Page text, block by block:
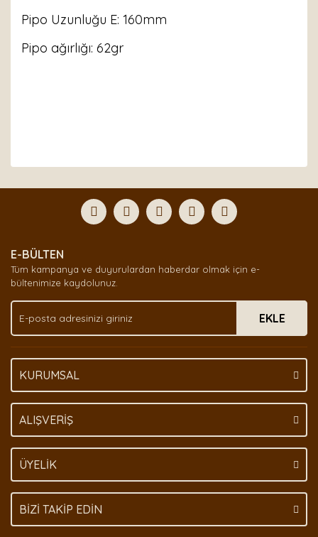
Pipo Uzunluğu E: 160mm
Pipo ağırlığı: 62gr
Yorum Yaz
formunu kullanarak tarafımıza iletebilirsiniz.
Görüş ve önerileriniz için teşekkür ederiz.
Ürün açıklamasında eksik bilgiler bulunuyor.
Ürün bilgilerinde hatalar bulunuyor.
Ürün fiyatı diğer sitelerden daha pahalı.
Bu ürüne benzer farklı alternatifler olmalı.
E-BÜLTEN
Tüm kampanya ve duyurulardan haberdar olmak için e-
bültenimize kaydolunuz.
EKLE
KURUMSAL
ALIŞVERİŞ
ÜYELİK
BİZİ TAKİP EDİN